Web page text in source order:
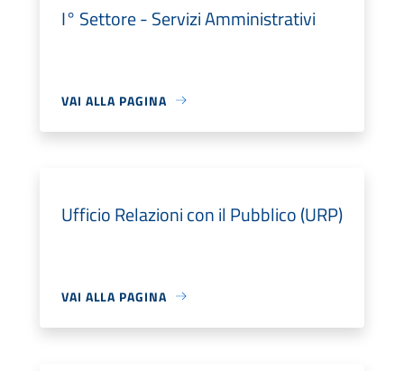
I° Settore - Servizi Amministrativi
VAI ALLA PAGINA
Ufficio Relazioni con il Pubblico (URP)
VAI ALLA PAGINA